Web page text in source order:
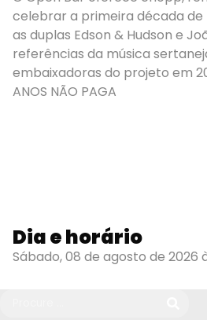
celebrar a primeira década de
as duplas Edson & Hudson e
referências da música
embaixadoras do projeto em
ANOS NÃO PAGA
Dia e horário
Sábado, 08 de agosto de 2026